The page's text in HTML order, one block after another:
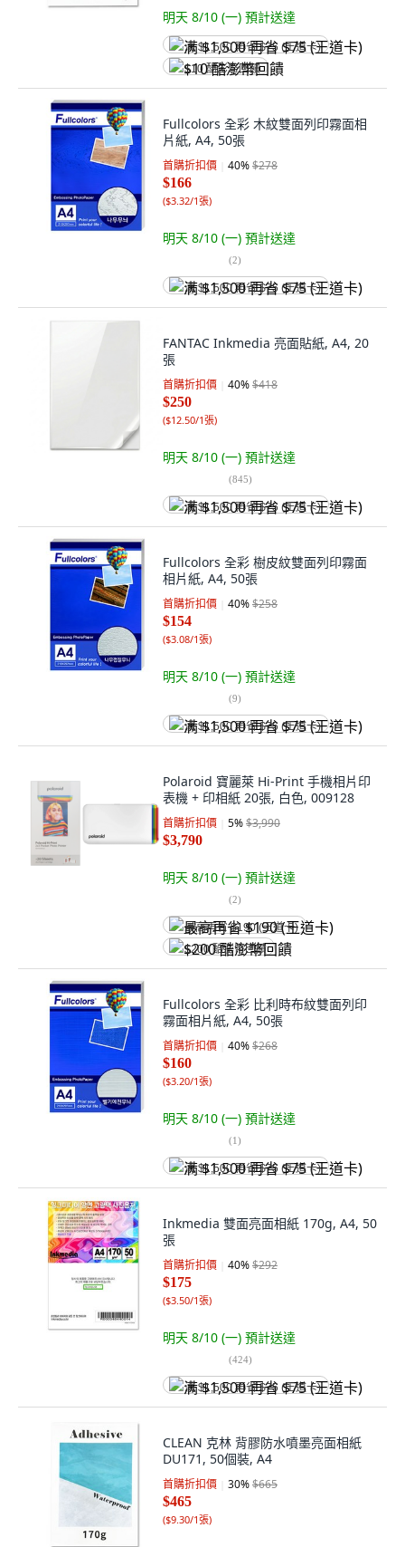
明天 8/10 (一) 預計送達
满 $1,500 再省 $75 (王道卡)
$10 酷澎幣回饋
Fullcolors 全彩 木紋雙面列印霧面相
片紙, A4, 50張
首購折扣價 40%$278
$166
($3.32/1張)
明天 8/10 (一) 預計送達
(2)
满 $1,500 再省 $75 (王道卡)
FANTAC Inkmedia 亮面貼紙, A4, 20
張
首購折扣價 40%$418
$250
($12.50/1張)
明天 8/10 (一) 預計送達
(845)
满 $1,500 再省 $75 (王道卡)
Fullcolors 全彩 樹皮紋雙面列印霧面
相片紙, A4, 50張
首購折扣價 40%$258
$154
($3.08/1張)
明天 8/10 (一) 預計送達
(9)
满 $1,500 再省 $75 (王道卡)
Polaroid 寶麗萊 Hi-Print 手機相片印
表機 + 印相紙 20張, 白色, 009128
首購折扣價 5%$3,990
$3,790
明天 8/10 (一) 預計送達
(2)
最高再省 $190 (王道卡)
$200 酷澎幣回饋
Fullcolors 全彩 比利時布紋雙面列印
霧面相片紙, A4, 50張
首購折扣價 40%$268
$160
($3.20/1張)
明天 8/10 (一) 預計送達
(1)
满 $1,500 再省 $75 (王道卡)
Inkmedia 雙面亮面相紙 170g, A4, 50
張
首購折扣價 40%$292
$175
($3.50/1張)
明天 8/10 (一) 預計送達
(424)
满 $1,500 再省 $75 (王道卡)
CLEAN 克林 背膠防水噴墨亮面相紙
DU171, 50個裝, A4
首購折扣價 30%$665
$465
($9.30/1張)